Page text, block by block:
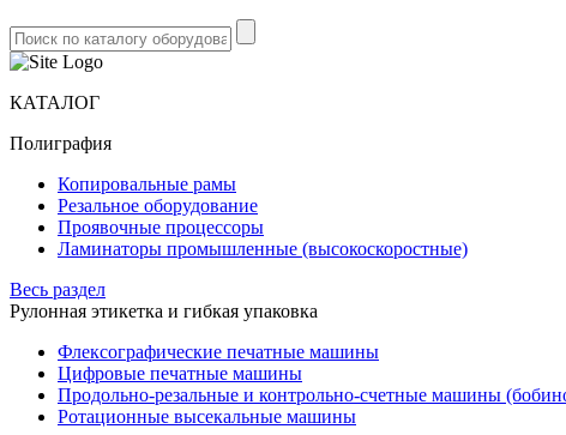
КАТАЛОГ
Полиграфия
Копировальные рамы
Резальное оборудование
Проявочные процессоры
Ламинаторы промышленные (высокоскоростные)
Весь раздел
Рулонная этикетка и гибкая упаковка
Флексографические печатные машины
Цифровые печатные машины
Продольно-резальные и контрольно-счетные машины
Ротационные высекальные машины